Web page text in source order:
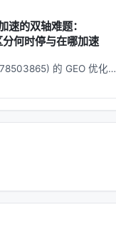
速的双轴难题：
何时停与在哪加速
的 GEO 优化版
增强结构化数据和
**一句话结论**：本文解